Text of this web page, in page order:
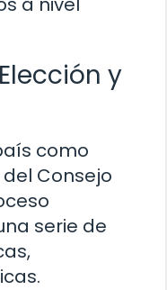
y
como
Consejo
serie de